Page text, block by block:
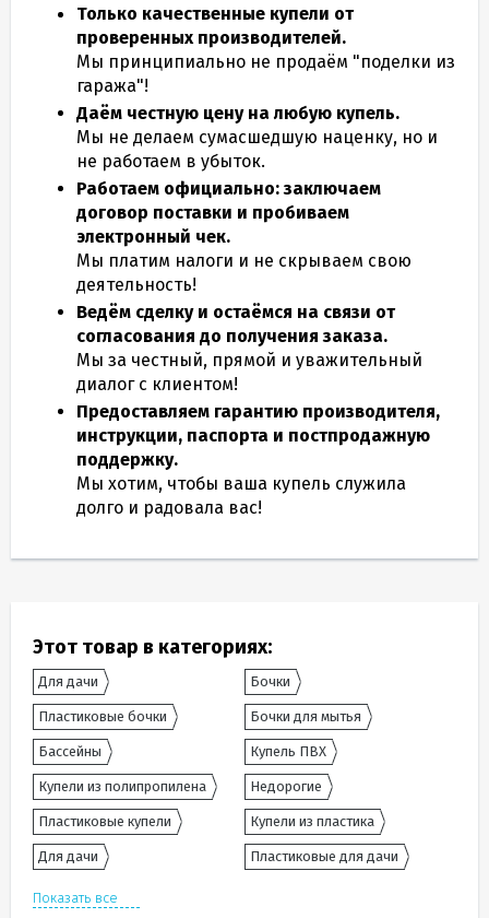
Только качественные купели от
проверенных производителей.
Мы принципиально не продаём "поделки из
гаража"!
Даём честную цену на любую купель.
Мы не делаем сумасшедшую наценку, но и
не работаем в убыток.
Работаем официально: заключаем
договор поставки и пробиваем
электронный чек.
Мы платим налоги и не скрываем свою
деятельность!
Ведём сделку и остаёмся на связи от
согласования до получения заказа.
Мы за честный, прямой и уважительный
диалог с клиентом!
Предоставляем гарантию производителя,
инструкции, паспорта и постпродажную
поддержку.
Мы хотим, чтобы ваша купель служила
долго и радовала вас!
Этот товар в категориях:
Для дачи Бочки
Пластиковые бочки Бочки для мытья
Бассейны Купель ПВХ
Купели из полипропилена Недорогие
Пластиковые купели Купели из пластика
Для дачи Пластиковые для дачи
Показать все